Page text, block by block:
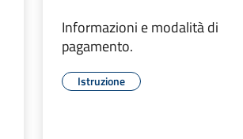
Informazioni e modalità di
pagamento.
Istruzione